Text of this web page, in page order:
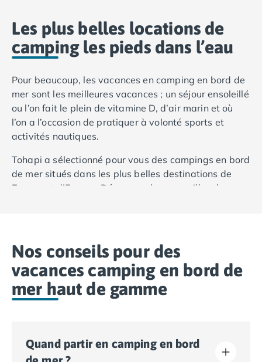
Les plus belles locations de
camping les pieds dans l’eau
Pour beaucoup, les vacances en camping en bord de
mer sont les meilleures vacances ; un séjour ensoleillé
ou l’on fait le plein de vitamine D, d’air marin et où
l’on a l’occasion de pratiquer à volonté sports et
activités nautiques.
Tohapi a sélectionné pour vous des campings en bord
de mer situés dans les plus belles destinations de
France
et d’Europe. Découvrez les merveilles des
Nos conseils pour des
vacances camping en bord de
mer haut de gamme
Quand partir en camping en bord